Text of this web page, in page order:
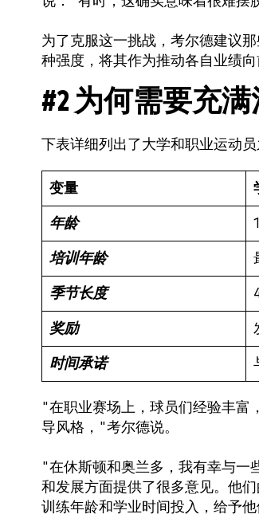
为了克服这一挑战，考尔德建议
种强度，将其作为推动各自业绩
#2 为何需要充
下表详细列出了大学和职业运动员
变量
年龄
培训年龄
季节长度
奖励
时间承诺
"在职业赛场上，球员们经验丰富
导风格，"考尔德说。
"在休斯顿和奥兰多，我有幸与一
和发展方面提供了很多意见。他
训练年龄和学业时间投入，给予